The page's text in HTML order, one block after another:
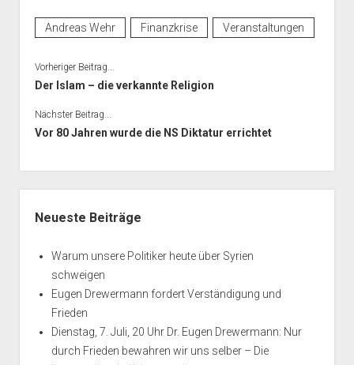
Andreas Wehr Finanzkrise Veranstaltungen
Vorheriger Beitrag...
Der Islam – die verkannte Religion
Nächster Beitrag...
Vor 80 Jahren wurde die NS Diktatur errichtet
Neueste Beiträge
Warum unsere Politiker heute über Syrien
schweigen
Eugen Drewermann fordert Verständigung und
Frieden
Dienstag, 7. Juli, 20 Uhr Dr. Eugen Drewermann: Nur
durch Frieden bewahren wir uns selber – Die